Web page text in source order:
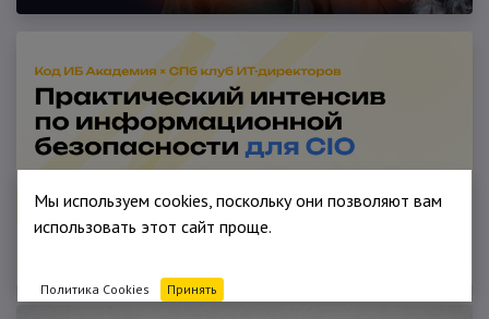
Мы используем cookies, поскольку они позволяют вам
использовать этот сайт проще.
Политика Cookies Принять